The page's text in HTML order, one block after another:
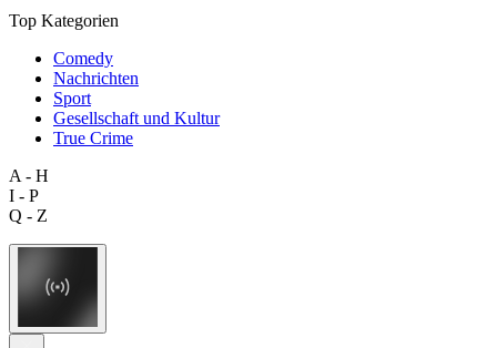
Top Kategorien
Comedy
Nachrichten
Sport
Gesellschaft und Kultur
True Crime
A - H
I - P
Q - Z